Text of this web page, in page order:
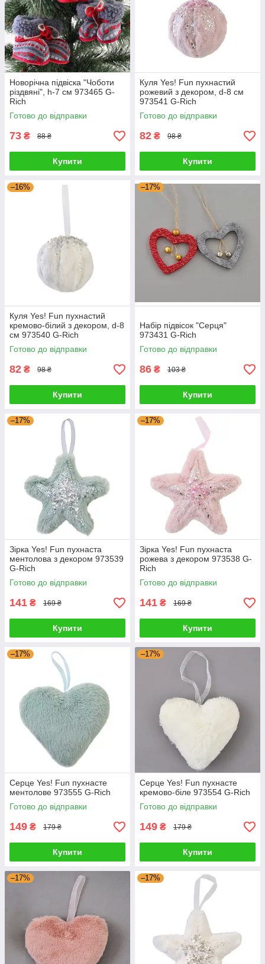
Новорічна підвіска "Чоботи
різдвяні", h-7 см 973465 G-
Rich
Готово до відправки
73 ₴ 88 ₴
Купити
Куля Yes! Fun пухнастий
рожевий з декором, d-8 см
973541 G-Rich
Готово до відправки
82 ₴ 98 ₴
Купити
–16%
Куля Yes! Fun пухнастий
кремово-білий з декором, d-8
см 973540 G-Rich
Готово до відправки
82 ₴ 98 ₴
Купити
–17%
Набір підвісок "Серця"
973431 G-Rich
Готово до відправки
86 ₴ 103 ₴
Купити
–17%
Зірка Yes! Fun пухнаста
ментолова з декором 973539
G-Rich
Готово до відправки
141 ₴ 169 ₴
Купити
–17%
Зірка Yes! Fun пухнаста
рожева з декором 973538 G-
Rich
Готово до відправки
141 ₴ 169 ₴
Купити
–17%
Серце Yes! Fun пухнасте
ментолове 973555 G-Rich
Готово до відправки
149 ₴ 179 ₴
Купити
–17%
Серце Yes! Fun пухнасте
кремово-біле 973554 G-Rich
Готово до відправки
149 ₴ 179 ₴
Купити
–17% –17%